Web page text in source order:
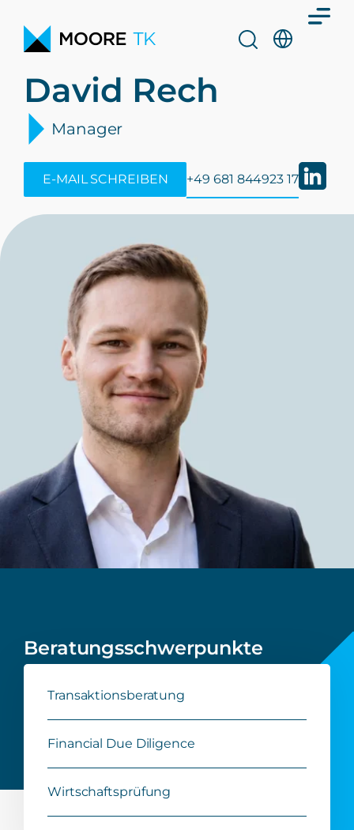
David Rech
Manager
E-MAIL SCHREIBEN +49 681 844923 17
Beratungsschwerpunkte
Transaktionsberatung
Financial Due Diligence
Wirtschaftsprüfung